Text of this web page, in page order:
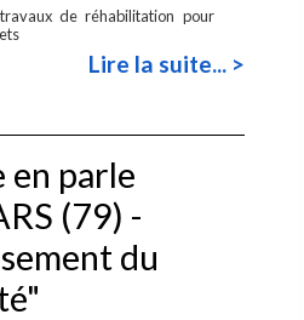
de réhabilitation pour
Lire la suite... >
en parle
(79) -
du